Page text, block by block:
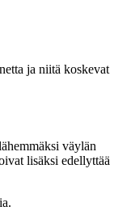
ja niitä koskevat
väylän
lisäksi edellyttää